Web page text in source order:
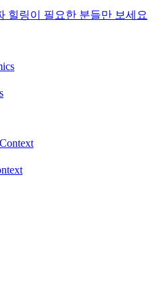
힐링이 필요한 분들만 보세요